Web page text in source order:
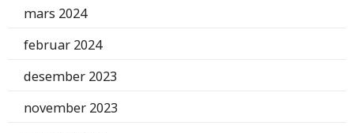
mars 2024
februar 2024
desember 2023
november 2023